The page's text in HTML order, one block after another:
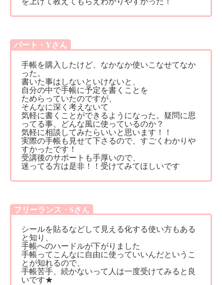
パート・Yさん
手帳を購入したけど、なかなか使いこなせてなか
った。
書いた事はしないといけないと、
自分の中で手帳に予定を書くことを
ためらっていたのですが、
そんなに深く考えないて
気軽に書くことができるようになった。疑問に思
ってる事、どんな風に使っているのか？
気軽に相談してみたらいいと思います！！
実際の手帳も見せて下さるので、すごくわかりや
すかったです！
受講後のサポートも手厚いので、
迷ってる方は是非！！受けてみてほしいです
フリーランス・Sさん
シールを貼るなどして見える化する使い方もある
と知り、
手帳へのハードルが下がりました
手帳ってこんなに自由に使っていいんだというこ
とが知れるので、
手帳苦手、続かないって人は一度受けてみると良
いです★